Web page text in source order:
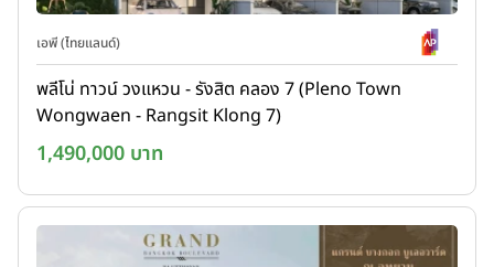
เอพี (ไทยแลนด์)
พลีโน่ ทาวน์ วงแหวน - รังสิต คลอง 7 (Pleno Town
Wongwaen - Rangsit Klong 7)
1,490,000 บาท